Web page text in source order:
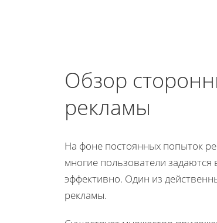
Обзор
рекламы
На фоне постоянных попыток
многие пользователи
эффективно. Один из
рекламы.